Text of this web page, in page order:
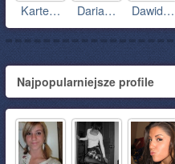
Karte… Daria… Dawid…
Najpopularniejsze profile